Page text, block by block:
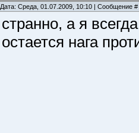
Дата: Среда, 01.07.2009, 10:10 | Сообщение #
странно, а я
остается нага